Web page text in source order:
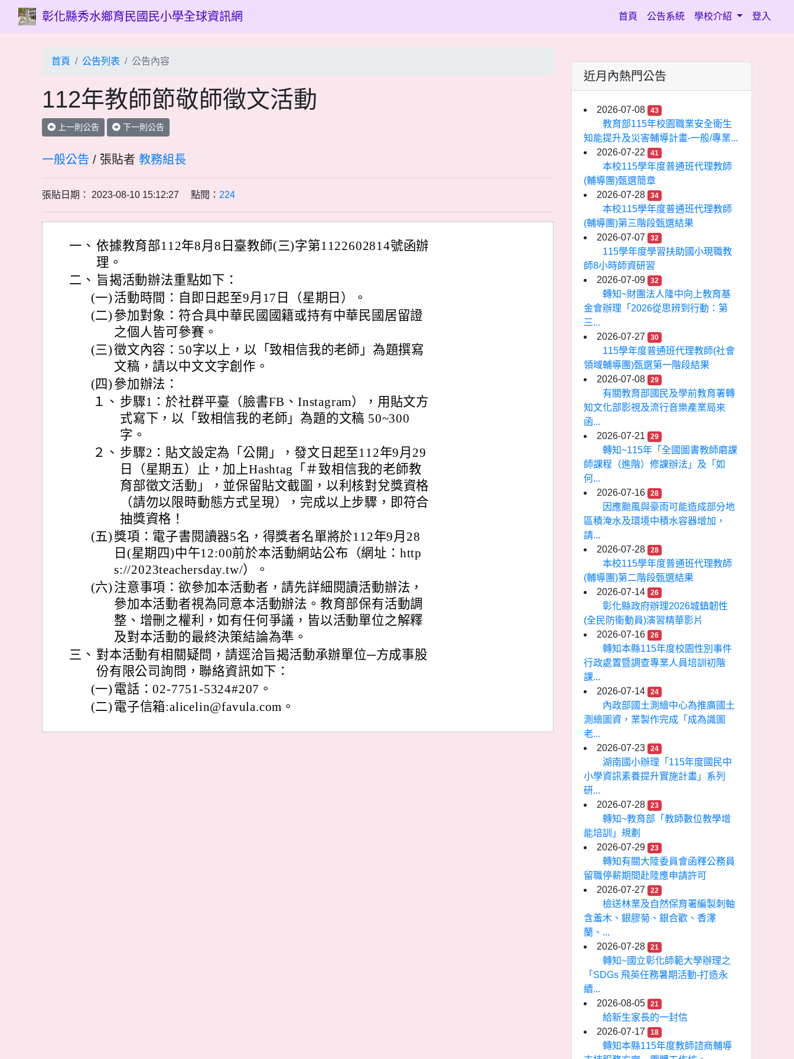
彰化縣秀水鄉育民國民小學全球資訊網 首頁 (current)
公告系統 學校介紹 登入
首頁 公告列表 公告內容
112年教師節敬師徵文活動
上一則公告 下一則公告
一般公告 / 張貼者 教務組長
張貼日期： 2023-08-10 15:12:27 點閱： 224
一、 依據教育部112年8月8日臺教師(三)字第1122602814號函辦
理。
二、 旨揭活動辦法重點如下：
(一) 活動時間：自即日起至9月17日（星期日）。
(二) 參加對象：符合具中華民國國籍或持有中華民國居留證
之個人皆可參賽。
(三)徵文內容：50字以上，以「致相信我的老師」為題撰寫
文稿，請以中文文字創作。
(四) 參加辦法：
１、 步驟1：於社群平臺（臉書FB、Instagram），用貼文方
式寫下，以「致相信我的老師」為題的文稿 50~300
字。
２、 步驟2：貼文設定為「公開」，發文日起至112年9月29
日（星期五）止，加上Hashtag「＃致相信我的老師教
育部徵文活動」，並保留貼文截圖，以利核對兌獎資格
（請勿以限時動態方式呈現），完成以上步驟，即符合
抽獎資格！
(五) 獎項：電子書閱讀器5名，得獎者名單將於112年9月28
日(星期四)中午12:00前於本活動網站公布（網址：http
s://2023teachersday.tw/）。
(六) 注意事項：欲參加本活動者，請先詳細閱讀活動辦法，
參加本活動者視為同意本活動辦法。教育部保有活動調
整、增刪之權利，如有任何爭議，皆以活動單位之解釋
及對本活動的最終決策結論為準。
三、 對本活動有相關疑問，請逕洽旨揭活動承辦單位─方成事股
份有限公司詢問，聯絡資訊如下：
(一) 電話：02-7751-5324#207。
(二) 電子信箱:alicelin@favula.com。
近月內熱門公告
2026-07-08 43
教育部115年校園職業安全衛生
知能提升及災害輔導計畫-一般/專業...
2026-07-22
41
本校115學年度普通班代理教師
(輔導團)甄選簡章
2026-07-28
34
本校115學年度普通班代理教師
(輔導團)第三階段甄選結果
2026-07-07
32
115學年度學習扶助國小現職教
師8小時師資研習
2026-07-09
32
轉知~財團法人隆中向上教育基
金會辦理「2026從思辨到行動：第
三...
2026-07-27
30
115學年度普通班代理教師(社會
領域輔導團)甄選第一階段結果
2026-07-08
29
有關教育部國民及學前教育署轉
知文化部影視及流行音樂產業局來
函...
2026-07-21
29
轉知~115年「全國圖書教師磨課
師課程（進階）修課辦法」及「如
何...
2026-07-16
28
因應颱風與豪雨可能造成部分地
區積淹水及環境中積水容器增加，
請...
2026-07-28
28
本校115學年度普通班代理教師
(輔導團)第二階段甄選結果
2026-07-14
26
彰化縣政府辦理2026城鎮韌性
(全民防衛動員)演習精華影片
2026-07-16
26
轉知本縣115年度校園性別事件
行政處置暨調查專業人員培訓初階
課...
2026-07-14
24
內政部國土測繪中心為推廣國土
測繪圖資，業製作完成「成為識圖
老...
2026-07-23
24
湖南國小辦理「115年度國民中
小學資訊素養提升實施計畫」系列
研...
2026-07-28
23
轉知~教育部「教師數位教學增
能培訓」規劃
2026-07-29
23
轉知有關大陸委員會函釋公務員
留職停薪期間赴陸應申請許可
2026-07-27
22
檢送林業及自然保育署編製刺軸
含羞木、銀膠菊、銀合歡、香澤
蘭、...
2026-07-28
21
轉知~國立彰化師範大學辦理之
「SDGs 飛英任務暑期活動-打造永
續...
2026-08-05
21
給新生家長的一封信
2026-07-17
18
轉知本縣115年度教師諮商輔導